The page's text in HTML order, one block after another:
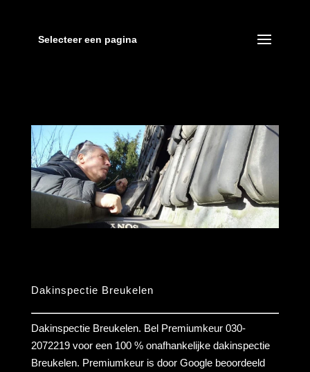
Selecteer een pagina
Dakinspectie Breukelen
Dakinspectie Breukelen. Bel Premiumkeur 030-
2072219 voor een 100 % onafhankelijke dakinspectie
Breukelen. Premiumkeur is door Google beoordeeld